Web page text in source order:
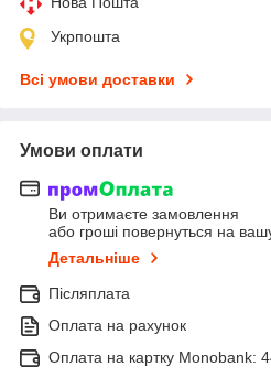
Укрпошта
Всі умови доставки
Умови оплати
Ви отримаєте замовлення
або гроші повернуться на
Детальніше
Післяплата
Оплата на рахунок
Оплата на картку Monobank: